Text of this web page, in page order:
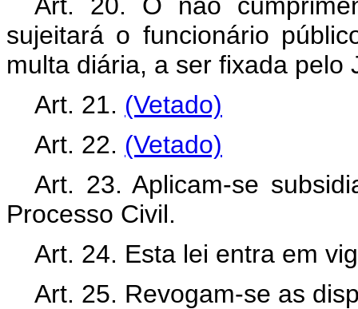
sujeitará o funcionário
multa diária, a ser fixada pelo
Art. 21. (Vetado)
Art. 22. (Vetado)
Art. 23. Aplicam-se
Processo Civil.
Art. 24. Esta lei entra em
Art. 25. Revogam-se as